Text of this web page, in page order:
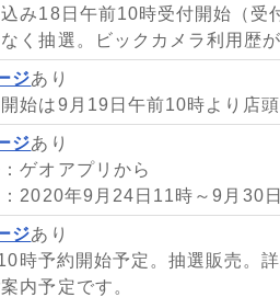
み18日午前10時受付開始（受
く抽選。ビックカメラ利用歴
ジあり
始は9月19日午前10時より店
ジあり
ゲオアプリから
2020年9月24日11時～9月30
ジあり
時予約開始予定。抽選販売。
内予定です。